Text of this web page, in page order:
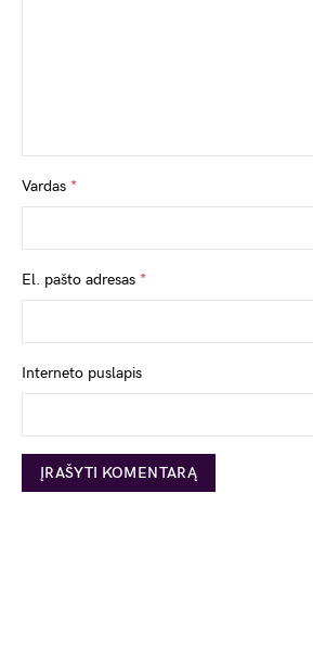
Vardas *
El. pašto adresas *
Interneto puslapis